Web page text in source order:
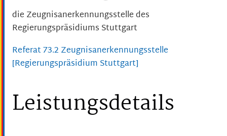
die Zeugnisanerkennungsstelle des
Regierungspräsidiums Stuttgart
Referat 73.2 Zeugnisanerkennungsstelle
[Regierungspräsidium Stuttgart]
Leistungsdetails